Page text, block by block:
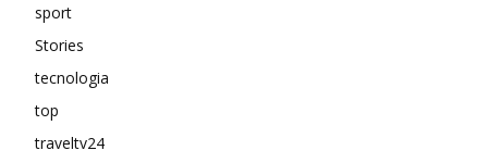
sport
Stories
tecnologia
top
traveltv24